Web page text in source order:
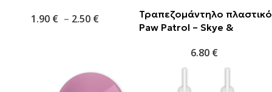
1.90 € – 2.50 €
Τραπεζομάντηλο πλαστικό
Paw Patrol – Skye &
6.80 €